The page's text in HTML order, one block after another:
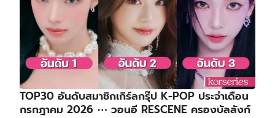
TOP30 อันดับสมาชิกเกิร์ลกรุ๊ป K-POP ประจำเดือน
กรกฎาคม 2026 ⋯ วอนอี RESCENE ครองบัลลังก์